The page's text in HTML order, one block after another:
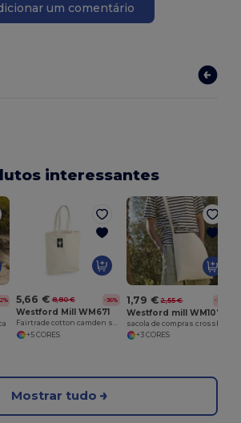
um comentário
interessantes
5,66 € 8,80 € -36%
Westford Mill WM671
Fairtrade cotton camden shopper
+5 CORES
1,79 € 2,55 € -30%
Westford mill WM107
+3 CORES
Mostrar tudo